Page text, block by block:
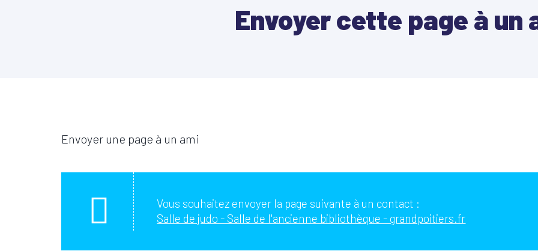
Envoyer cette page à un
Envoyer une page à un ami
Vous souhaitez envoyer la page suivante à un contact :
Salle de judo - Salle de l'ancienne bibliothèque - grandpoitiers.fr